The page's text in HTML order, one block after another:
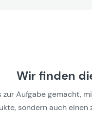
Wir finden
zur Aufgabe gemacht,
sondern auch